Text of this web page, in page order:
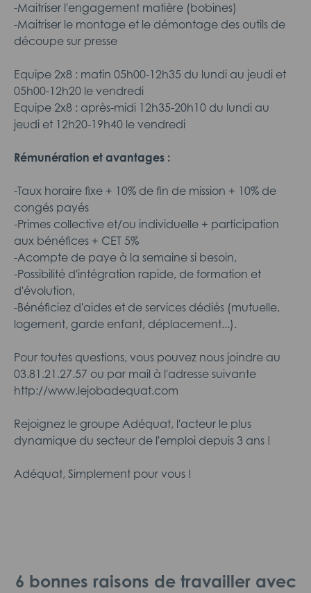
-Maitriser l'engagement matière (bobines)
-Maitriser le montage et le démontage des outils de
découpe sur presse
Equipe 2x8 : matin 05h00-12h35 du lundi au jeudi et
05h00-12h20 le vendredi
Equipe 2x8 : après-midi 12h35-20h10 du lundi au
jeudi et 12h20-19h40 le vendredi
Rémunération et avantages :
-Taux horaire fixe + 10% de fin de mission + 10% de
congés payés
-Primes collective et/ou individuelle + participation
aux bénéfices + CET 5%
-Acompte de paye à la semaine si besoin,
-Possibilité d'intégration rapide, de formation et
d'évolution,
-Bénéficiez d'aides et de services dédiés (mutuelle,
logement, garde enfant, déplacement...).
Pour toutes questions, vous pouvez nous joindre au
03.81.21.27.57 ou par mail à l'adresse suivante
http://www.lejobadequat.com
Rejoignez le groupe Adéquat, l'acteur le plus
dynamique du secteur de l'emploi depuis 3 ans !
Adéquat, Simplement pour vous !
6 bonnes raisons de travailler avec